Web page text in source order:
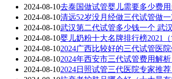
2024-08-10去泰国做试管婴儿需要多少费
2024-08-10清远52岁没月经做三代试管做
2024-08-10武汉第二代试管多少钱一个 武
2024-08-10婴儿奶粉十大名牌排行榜2021
2024-08-102024广西比较好的三代试管医
2024-08-102024年西安市三代试管费用解
2024-08-102024日照试管三代医院专家推荐